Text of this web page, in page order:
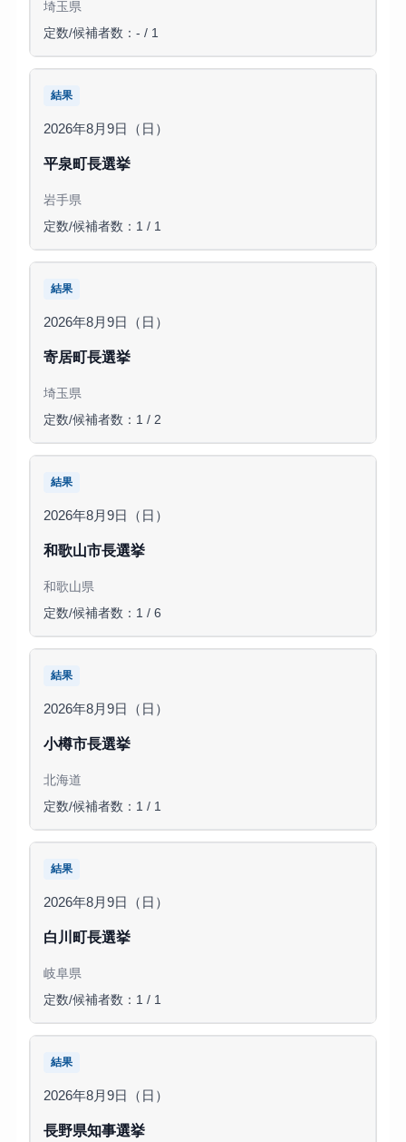
埼玉県
定数/候補者数：- / 1
結果
2026年8月9日（日）
平泉町長選挙
岩手県
定数/候補者数：1 / 1
結果
2026年8月9日（日）
寄居町長選挙
埼玉県
定数/候補者数：1 / 2
結果
2026年8月9日（日）
和歌山市長選挙
和歌山県
定数/候補者数：1 / 6
結果
2026年8月9日（日）
小樽市長選挙
北海道
定数/候補者数：1 / 1
結果
2026年8月9日（日）
白川町長選挙
岐阜県
定数/候補者数：1 / 1
結果
2026年8月9日（日）
長野県知事選挙